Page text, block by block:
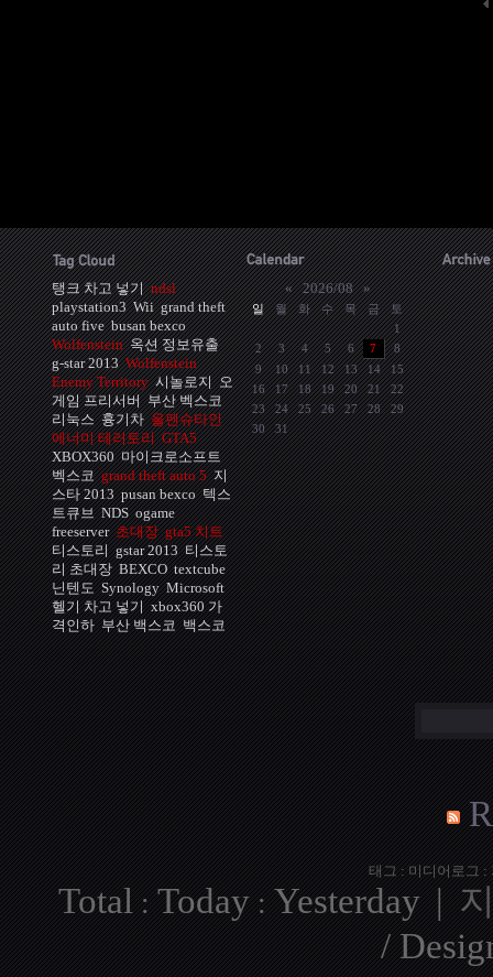
탱크 차고 넣기 ndsl
playstation3 Wii grand theft
auto five busan bexco
Wolfenstein 옥션 정보유출
g-star 2013 Wolfenstein
Enemy Territory 시놀로지 오
게임 프리서버 부산 벡스코
리눅스 흉기차 울펜슈타인
에너미 테러토리 GTA5
XBOX360 마이크로소프트
벡스코 grand theft auto 5 지
스타 2013 pusan bexco 텍스
트큐브 NDS ogame
freeserver 초대장 gta5 치트
티스토리 gstar 2013 티스토
리 초대장 BEXCO textcube
닌텐도 Synology Microsoft
헬기 차고 넣기 xbox360 가
격인하 부산 백스코 백스코
« 2026/08 »
일 월 화 수 목 금
토
1
2
3 4 5 6 7
8
9
10 11 12 13 14
15
16
17 18 19 20 21
22
23
24 25 26 27 28
29
30
31
태그:미디어로그:
Total :Today :Yesterday |
/